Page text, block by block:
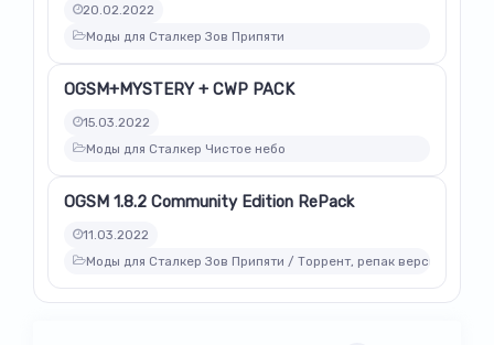
20.02.2022
Моды для Сталкер Зов Припяти
OGSM+MYSTERY + CWP PACK
15.03.2022
Моды для Сталкер Чистое небо
OGSM 1.8.2 Community Edition RePack
11.03.2022
Моды для Сталкер Зов Припяти / Торрент, репак версии модов